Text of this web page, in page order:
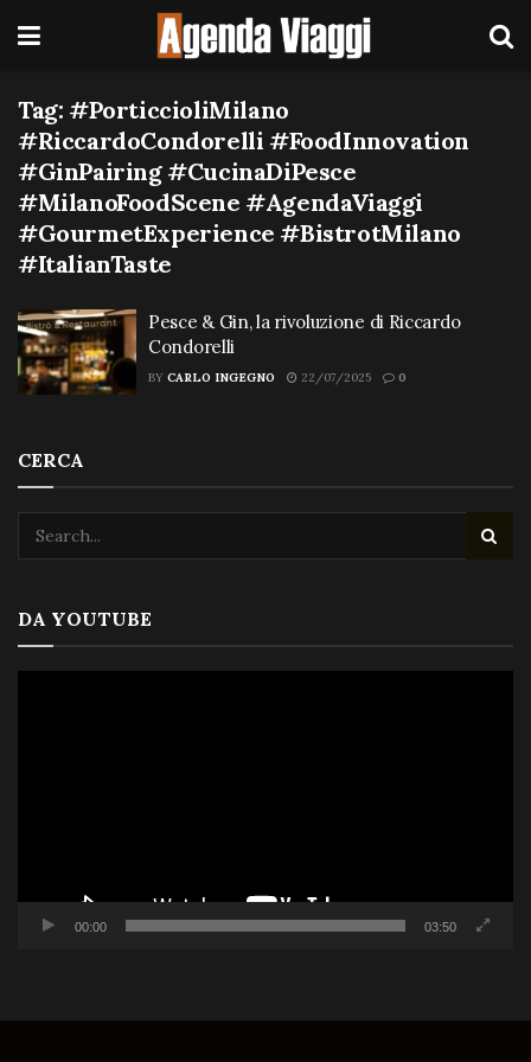
Tag: #PorticcioliMilano
#RiccardoCondorelli #FoodInnovation
#GinPairing #CucinaDiPesce
#MilanoFoodScene #AgendaViaggi
#GourmetExperience #BistrotMilano
#ItalianTaste
Pesce & Gin, la rivoluzione di Riccardo
Condorelli
BY CARLO INGEGNO 22/07/2025 0
CERCA
DA YOUTUBE
00:00 03:50